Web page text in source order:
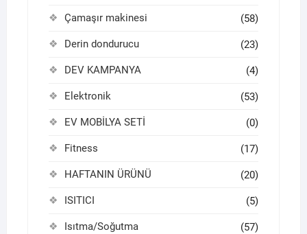
Çamaşır makinesi (58)
Derin dondurucu (23)
DEV KAMPANYA (4)
Elektronik (53)
EV MOBİLYA SETİ (0)
Fitness (17)
HAFTANIN ÜRÜNÜ (20)
ISITICI (5)
Isıtma/Soğutma (57)